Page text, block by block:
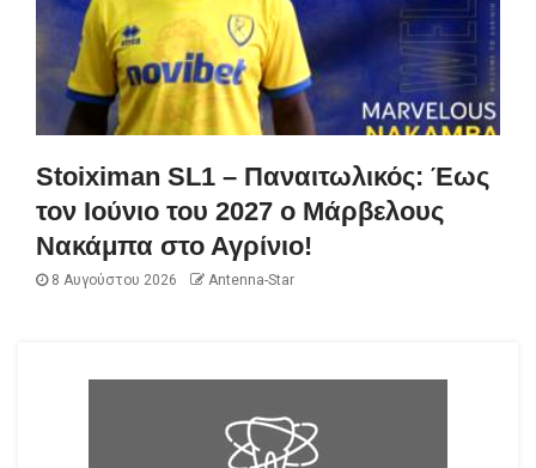
Stoiximan SL1 – Παναιτωλικός: Έως
τον Ιούνιο του 2027 ο Μάρβελους
Νακάμπα στο Αγρίνιο!
8 Αυγούστου 2026 Antenna-Star